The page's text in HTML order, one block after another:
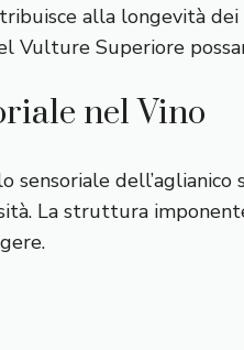
alla longevità
Vulture Superiore
nel Vino
sensoriale
La struttura